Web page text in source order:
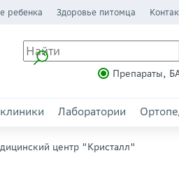
ребенка Здоровье питомца
Препараты,
Лаборатории
центр "Кристалл"